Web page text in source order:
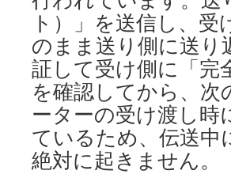
ト）」を送信し、
のまま送り側に送り
証して受け側に「完
を確認してから、
ーターの受け渡し時
ているため、伝送中
絶対に起きません。